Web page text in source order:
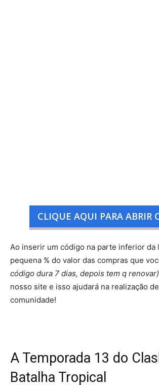
CLIQUE AQUI PARA ABRIR
Ao inserir um código na parte inferior da
pequena % do valor das compras que
código dura 7 dias, depois tem q renovar)
nosso site e isso ajudará na realização
comunidade!
A Temporada 13 do
Batalha Tropical